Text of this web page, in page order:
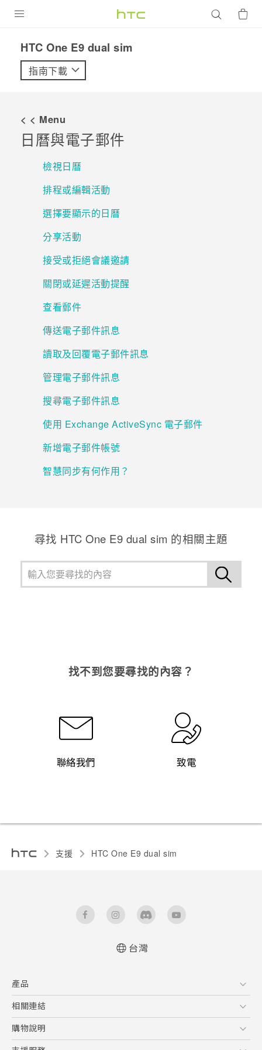
VIVE
優惠專區
焦點訊息
校園專案
銷售門市
銷售通路
支援服務
VIVELAND
HTC One E9 dual sim‎
指南下載
< < Menu
日曆與電子郵件
檢視日曆
排程或編輯活動
選擇要顯示的日曆
分享活動
接受或拒絕會議邀請
關閉或延遲活動提醒
查看郵件
傳送電子郵件訊息
讀取及回覆電子郵件訊息
管理電子郵件訊息
搜尋電子郵件訊息
使用 Exchange ActiveSync 電子郵件
新增電子郵件帳號
智慧同步有何作用？
尋找 HTC One E9 dual sim 的相關主題
找不到您要尋找的內容？
聯絡我們 致電
支援 HTC One E9 dual sim‎
台灣
產品
5G
智慧型手機
配件
相關連結
HTC Research
購物說明